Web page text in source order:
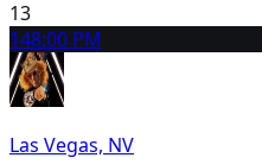
13
148:00 PM
Las Vegas, NV